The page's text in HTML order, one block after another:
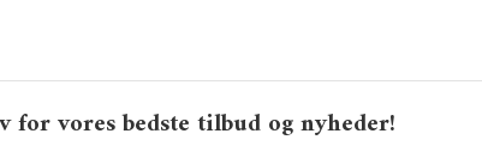
for vores bedste tilbud og nyheder!